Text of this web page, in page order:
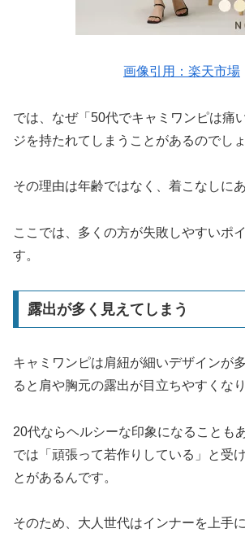
画像引用：楽天市場
では、なぜ「50代でキャミワンピは痛
ジを持たれてしまうことがあるのでしょ
その理由は年齢ではなく、着こなしにあ
ここでは、多くの方が失敗しやすいポ
す。
露出が多く見えてしまう
キャミワンピは肩紐が細いデザインが
ると肩や胸元の露出が目立ちやすくなり
20代ならヘルシーな印象になることも
では「頑張って若作りしている」と受
とがあるんです。
そのため、大人世代はインナーを上手